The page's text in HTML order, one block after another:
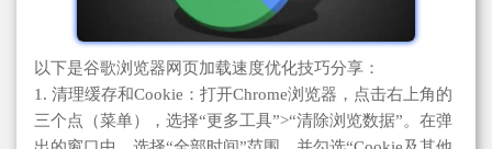
以下是谷歌浏览器网页加载速度优化技巧分享：
1. 清理缓存和Cookie：打开Chrome浏览器，点击右上角的
三个点（菜单），选择“更多工具”>“清除浏览数据”。在弹